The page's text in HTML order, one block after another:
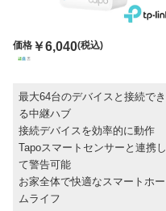
価格 ￥6,040(税込)
最大64台のデバイスと接続でき
る中継ハブ
接続デバイスを効率的に動作
Tapoスマートセンサーと連携し
て警告可能
お家全体で快適なスマートホー
ムライフ